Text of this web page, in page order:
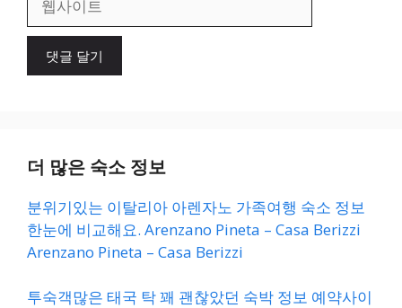
이
더 많은 숙소 정보
분위기있는 이탈리아 아렌자노 가족여행 숙소 정보
한눈에 비교해요. Arenzano Pineta – Casa Berizzi
Arenzano Pineta – Casa Berizzi
투숙객많은 태국 탁 꽤 괜찮았던 숙박 정보 예약사이